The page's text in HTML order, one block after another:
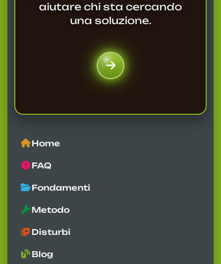
aiutare chi sta cercando
una soluzione.
Home
FAQ
Fondamenti
Metodo
Disturbi
Blog